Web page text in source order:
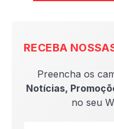
RECEBA
Preencha os
Notícias,
no seu